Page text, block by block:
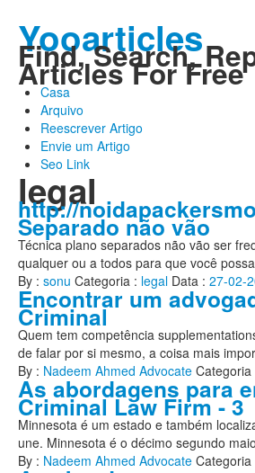
Yooarticles
Find, Search,
Articles For Free
Casa
Arquivo
Reescrever Artigo
Envie um Artigo
Seo Link
legal
http://
Separado não vão
Técnica plano separados não vão ser
qualquer ou a todos para que você
By : sonu Categoria : legal Data : 27-02-
Encontrar um
Criminal
Quem tem competência
de falar por si mesmo, a coisa mais
By : Nadeem Ahmed Advocate Categoria
As abordagens para
Criminal Law Firm - 3
Minnesota é um estado e também
une. Minnesota é o décimo segundo
By : Nadeem Ahmed Advocate Categoria